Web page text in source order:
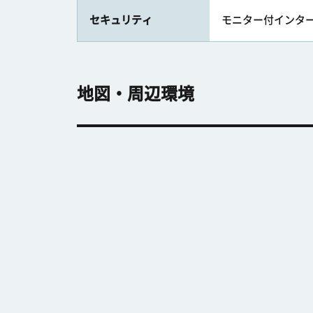
セキュリティ モニター付インタ
地図・周辺環境